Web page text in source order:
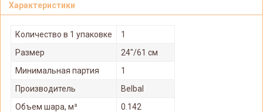
Характеристики
Количество в 1 упаковке
1
Размер
24"/61 см
Минимальная партия
1
Производитель
Belbal
Объем шара, м³
0.142